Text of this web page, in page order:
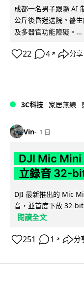
成都一名男子跟隨 AI
公斤後昏迷送院。醫
及多器官功能障礙。...
22 4 ↗ 分享
3C科技 家居無線
Vin 1 日
DJI Mic Mini
立錄音 32-
DJI 最新推出的 Mic
音，並首度下放 32-
閱讀全文
251 1 ↗ 分